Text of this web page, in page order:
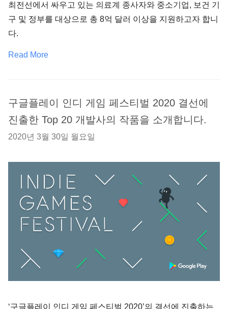
최전선에서 싸우고 있는 의료계 종사자와 중소기업, 보건 기
구 및 정부를 대상으로 총 8억 달러 이상을 지원하고자 합니
다.
Read More
구글플레이 인디 게임 페스티벌 2020 결선에
진출한 Top 20 개발사의 작품을 소개합니다.
2020년 3월 30일 월요일
‘구글플레이 인디 게임 페스티벌 2020’의 결선에 진출하는